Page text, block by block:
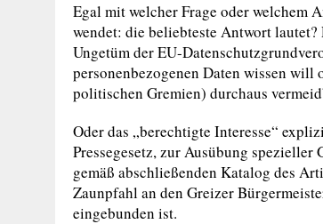
Egal mit welcher Frage oder welchem
wendet: die beliebteste Antwort
Ungetüm der EU-
personenbezogenen Daten wissen
politischen Gremien) durchaus
Oder das „berechtigte Interesse“
Pressegesetz, zur Ausübung
gemäß abschließenden Katalog des
Zaunpfahl an den Greizer
eingebunden ist.